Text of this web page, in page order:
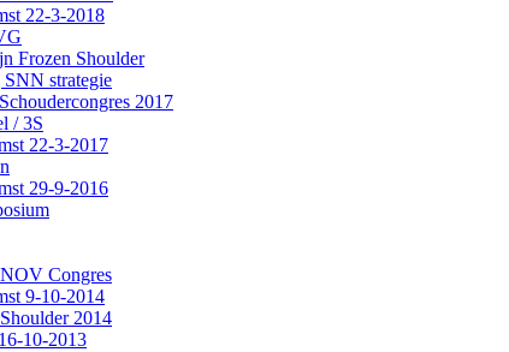
22-3-2018
Frozen Shoulder
strategie
2017
/ 3S
22-3-2017
29-9-2016
Congres
9-10-2014
2014
10-2013